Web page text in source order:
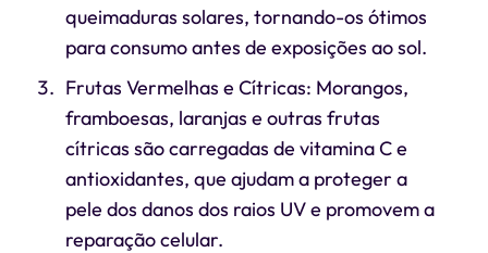
queimaduras solares, tornando-os ótimos
para consumo antes de exposições ao sol.
Frutas Vermelhas e Cítricas: Morangos,
framboesas, laranjas e outras frutas
cítricas são carregadas de vitamina C e
antioxidantes, que ajudam a proteger a
pele dos danos dos raios UV e promovem a
reparação celular.